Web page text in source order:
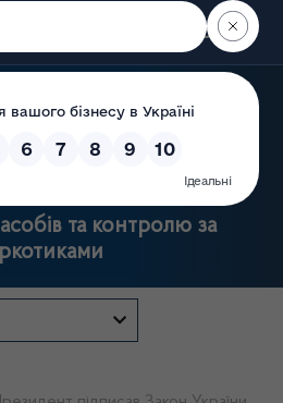
Пошук
України
та контролю за